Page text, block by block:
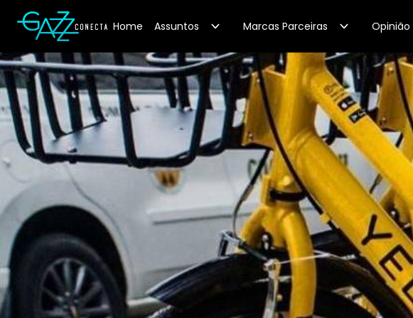
Your Company Home Assuntos Marcas Parceiras Opinião